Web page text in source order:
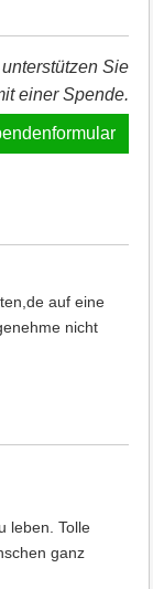
Sie
einer Spende.
auf eine
nicht
leben. Tolle
ganz